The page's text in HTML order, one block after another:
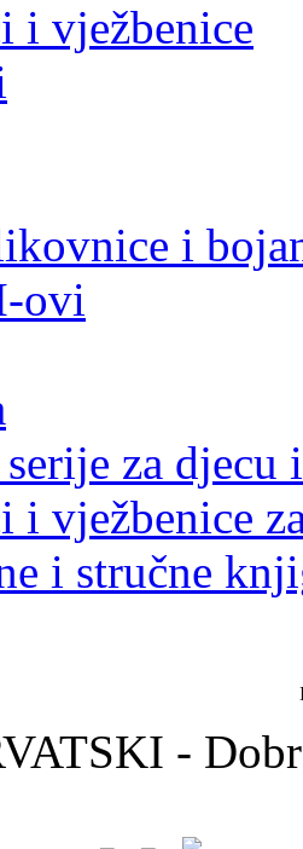
i vježbenice
i
ovi
za djecu
i vježbenice
i stručne
-